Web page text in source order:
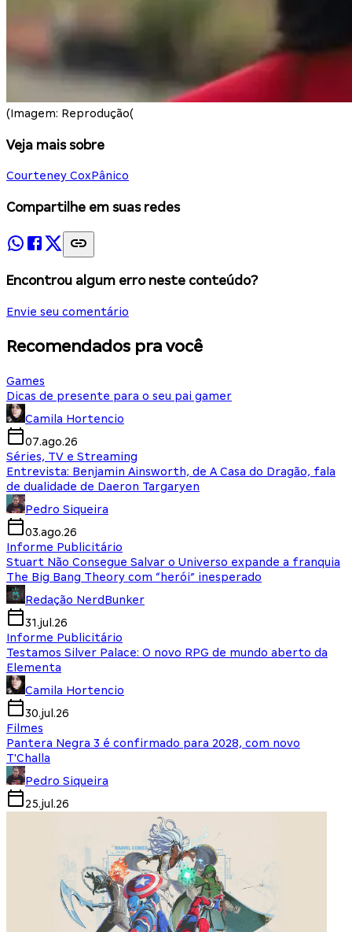
(Imagem: Reprodução(
Veja mais sobre
Courteney CoxPânico
Compartilhe em suas redes
Encontrou algum erro neste conteúdo?
Envie seu comentário
Recomendados pra você
Games
Dicas de presente para o seu pai gamer
Camila Hortencio
07.ago.26
Séries, TV e Streaming
Entrevista: Benjamin Ainsworth, de A Casa do Dragão, fala
de dualidade de Daeron Targaryen
Pedro Siqueira
03.ago.26
Informe Publicitário
Stuart Não Consegue Salvar o Universo expande a franquia
The Big Bang Theory com “herói” inesperado
Redação NerdBunker
31.jul.26
Informe Publicitário
Testamos Silver Palace: O novo RPG de mundo aberto da
Elementa
Camila Hortencio
30.jul.26
Filmes
Pantera Negra 3 é confirmado para 2028, com novo
T'Challa
Pedro Siqueira
25.jul.26